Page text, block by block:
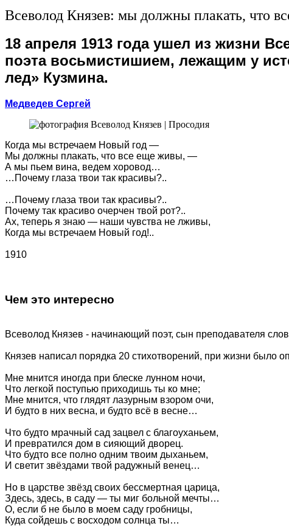
Всеволод Князев: мы должны плакать, что
18 апреля 1913 года ушел из жизни
поэта восьмистишием, лежащим у
лед» Кузмина.
Медведев Сергей
Когда мы встречаем Новый год —
Мы должны плакать, что все еще живы, —
А мы пьем вина, ведем хоровод…
…Почему глаза твои так красивы?..
…Почему глаза твои так красивы?..
Почему так красиво очерчен твой рот?..
Ах, теперь я знаю — наши чувства не лживы,
Когда мы встречаем Новый год!..
1910
Чем это интересно
Всеволод Князев - начинающий поэт, сын преподавателя
Князев написал порядка 20 стихотворений, при жизни было
Мне мнится иногда при блеске лунном ночи,
Что легкой поступью приходишь ты ко мне;
Мне мнится, что глядят лазурным взором очи,
И будто в них весна, и будто всё в весне…
Что будто мрачный сад зацвел с благоуханьем,
И превратился дом в сияющий дворец.
Что будто все полно одним твоим дыханьем,
И светит звёздами твой радужный венец…
Но в царстве звёзд своих бессмертная царица,
Здесь, здесь, в саду — ты миг больной мечты…
О, если б не было в моем саду гробницы,
Куда сойдешь с восходом солнца ты…